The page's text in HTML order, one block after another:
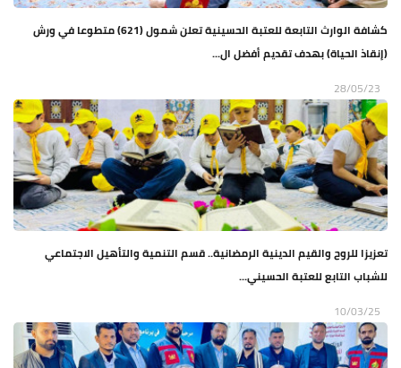
كشافة الوارث التابعة للعتبة الحسينية تعلن شمول (621) متطوعا في ورش
(إنقاذ الحياة) بهدف تقديم أفضل ال...
28/05/23
تعزيزا للروح والقيم الدينية الرمضانية.. قسم التنمية والتأهيل الاجتماعي
للشباب التابع للعتبة الحسيني...
10/03/25